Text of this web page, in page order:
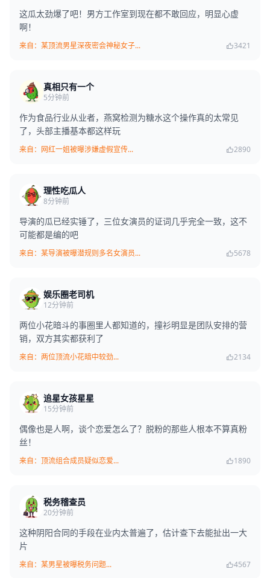
这瓜太劲爆了吧！男方工作室到现在都不敢回应，明显心虚
啊！
来自：某顶流男星深夜密会神秘女子... 3421
真相只有一个
5分钟前
作为食品行业从业者，燕窝检测为糖水这个操作真的太常见
了，头部主播基本都这样玩
来自：网红一姐被曝涉嫌虚假宣传... 2890
理性吃瓜人
8分钟前
导演的瓜已经实锤了，三位女演员的证词几乎完全一致，这不
可能都是编的吧
来自：某导演被曝潜规则多名女演员... 5678
娱乐圈老司机
12分钟前
两位小花暗斗的事圈里人都知道的，撞衫明显是团队安排的营
销，双方其实都获利了
来自：两位顶流小花暗中较劲... 2134
追星女孩星星
15分钟前
偶像也是人啊，谈个恋爱怎么了？脱粉的那些人根本不算真粉
丝！
来自：顶流组合成员疑似恋爱... 1890
税务稽查员
20分钟前
这种阴阳合同的手段在业内太普遍了，估计查下去能扯出一大
片
来自：某男星被曝税务问题... 4567